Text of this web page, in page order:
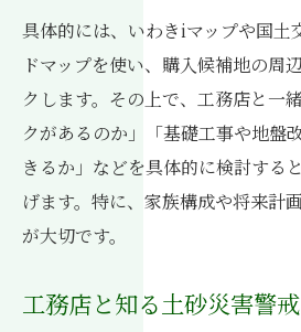
工務店が教えるハザード
方
後悔しない土地選定に
気にしすぎを防ぐハザー
浸水エリア回避のため
工務店と一緒に確認す
ト
工務店が担う安全な地盤
具体的には、いわきiマップや国土
ドマップを使い、購入候補地の周
クします。その上で、工務店と一
クがあるのか」「基礎工事や地盤
きるか」などを具体的に検討する
げます。特に、家族構成や将来計
が大切です。
工務店と知る土砂災害警